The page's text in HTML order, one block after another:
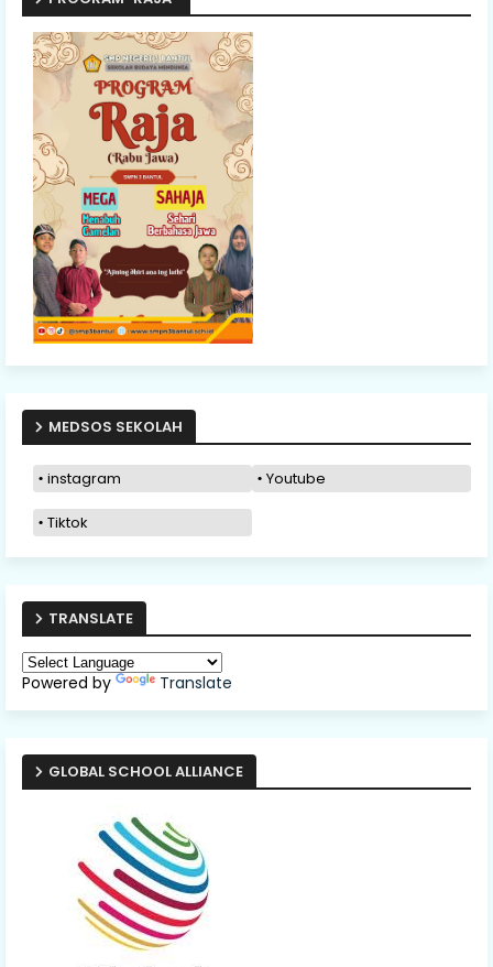
MEDSOS SEKOLAH
instagram Youtube
Tiktok
TRANSLATE
Powered by Translate
GLOBAL SCHOOL ALLIANCE